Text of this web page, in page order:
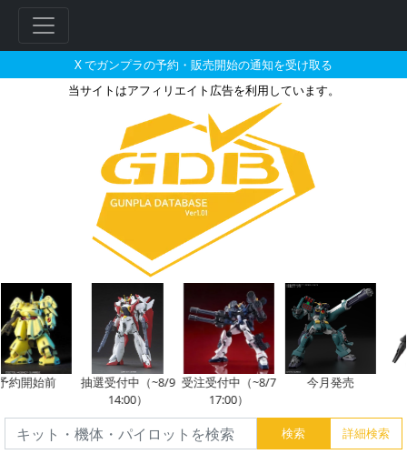
X でガンプラの予約・販売開始の通知を受け取る
当サイトはアフィリエイト広告を利用しています。
張五飛が搭乗した機体のガンプ
開始前
抽選受付中（~8/9
14:00）
受注受付中（~8/7
17:00）
今月発売